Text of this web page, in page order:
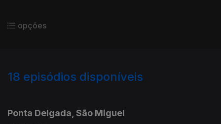
opções
18 episódios disponíveis
Ponta Delgada, São Miguel